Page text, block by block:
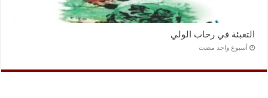
التعبئة في رحاب الولي
‏أسبوع واحد مضت